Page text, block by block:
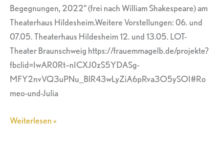
Begegnungen, 2022“ (frei nach William Shakespeare) am
Theaterhaus Hildesheim.Weitere Vorstellungen: 06. und
07.05. Theaterhaus Hildesheim 12. und 13.05. LOT-
Theater Braunschweig https://frauemmagelb.de/projekte?
fbclid=IwAR0Rt–nICXJ0zS5YDASg-
MFY2nvVQ3uPNu_BlR43wLyZiA6pRva3O5ySOI#Ro
meo-und-Julia
Weiterlesen »